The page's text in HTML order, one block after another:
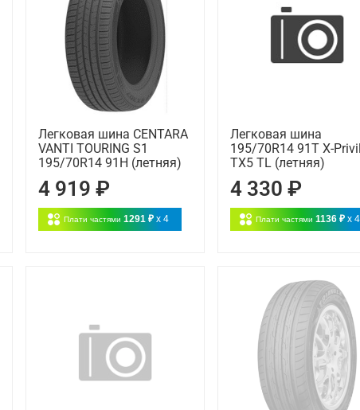
Легковая шина CENTARA
VANTI TOURING S1
195/70R14 91H (летняя)
4 919 ₽
Плати частями 1291 ₽ x 4
Легковая шина
195/70R14 91T X-
TX5 TL (летняя)
4 330 ₽
Плати частями 1136 ₽ x 4